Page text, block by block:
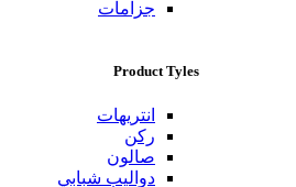
جزامات
Product Tyles
انتريهات
ركن
صالون
دواليب شبابي